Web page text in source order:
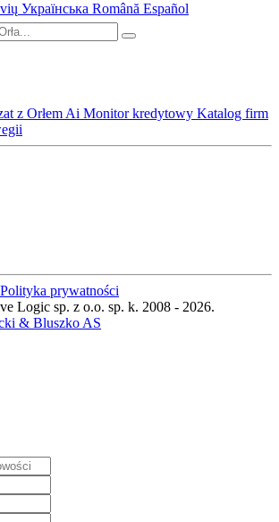
Українська Română Español
z Orłem Ai Monitor kredytowy Katalog firm
Polityka prywatności
Logic sp. z o.o. sp. k. 2008 - 2026.